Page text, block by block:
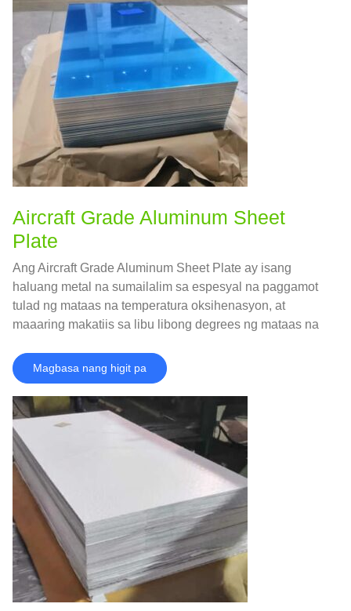
Aircraft Grade Aluminum Sheet
Plate
Ang Aircraft Grade Aluminum Sheet Plate ay isang
haluang metal na sumailalim sa espesyal na paggamot
tulad ng mataas na temperatura oksihenasyon, at
maaaring makatiis sa libu libong degrees ng mataas na
Magbasa nang higit pa